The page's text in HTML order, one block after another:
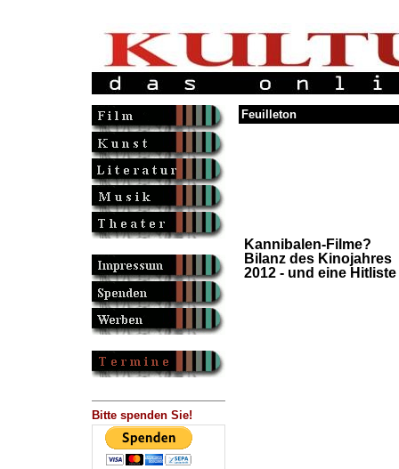
Bitte spenden Sie!
Feuilleton
Kannibalen-Filme?
Bilanz des Kinojahres
2012 - und eine Hitliste